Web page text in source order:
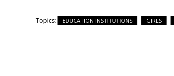
Topics: EDUCATION INSTITUTIONS GIRLS